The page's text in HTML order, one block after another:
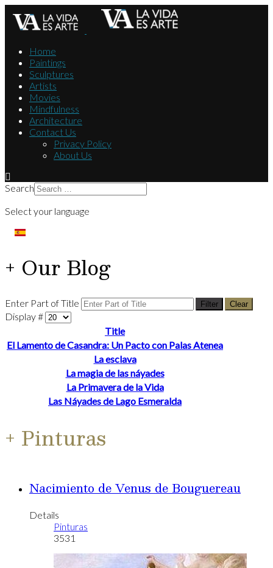
Home
Paintings
Sculptures
Artists
Movies
Mindfulness
Architecture
Contact Us
Privacy Policy
About Us
Search
Select your language
+ Our Blog
Enter Part of Title Filter Clear
Display #
Title
El Lamento de Casandra: Un Pacto con Palas Atenea
La esclava
La magia de las náyades
La Primavera de la Vida
Las Náyades de Lago Esmeralda
+ Pinturas
Nacimiento de Venus de Bouguereau
Details
Pinturas
3531